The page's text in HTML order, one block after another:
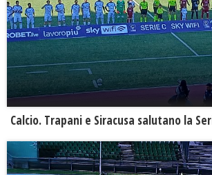
Calcio. Trapani e Siracusa salutano la